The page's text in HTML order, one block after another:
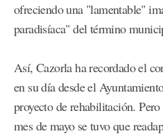
ofreciendo una "lamentable"
paradisíaca" del término
Así, Cazorla ha recordado el
en su día desde el
proyecto de rehabilitación.
mes de mayo se tuvo que